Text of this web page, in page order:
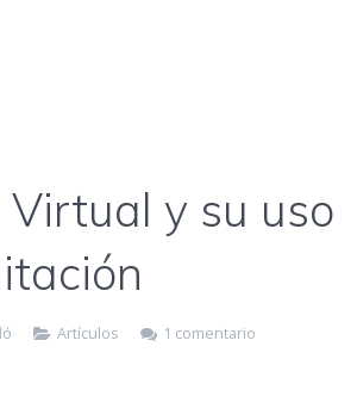
y su uso
Artículos
1 comentario